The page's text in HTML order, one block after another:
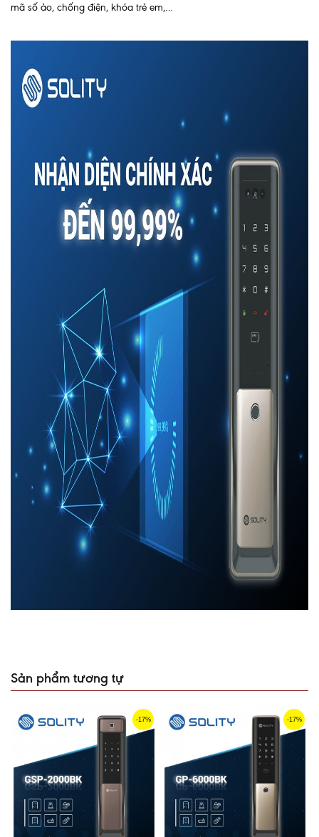
mã số ảo, chống điện, khóa trẻ em,…
Sản phẩm tương tự
-17% -17%